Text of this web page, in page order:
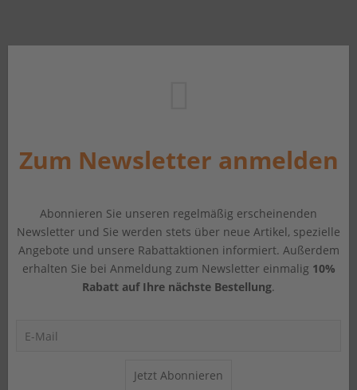
Zum Newsletter anmelden
Abonnieren Sie unseren regelmäßig erscheinenden
Newsletter und Sie werden stets über neue Artikel, spezielle
Angebote und unsere Rabattaktionen informiert. Außerdem
erhalten Sie bei Anmeldung zum Newsletter einmalig 10%
Rabatt auf Ihre nächste Bestellung.
Jetzt Abonnieren